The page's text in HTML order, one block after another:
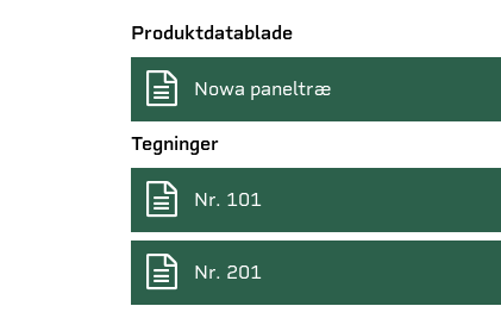
Produktdatablade
Nowa paneltræ
Tegninger
Nr. 101
Nr. 201